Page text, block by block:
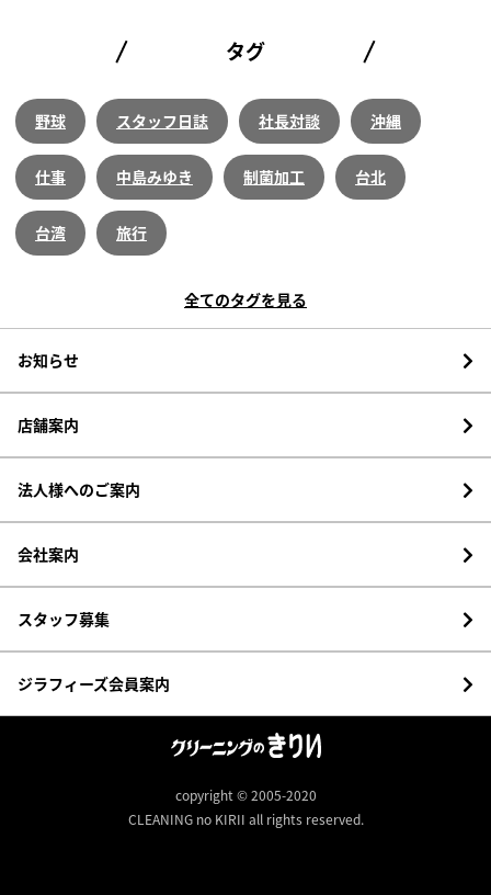
タグ
野球 スタッフ日誌 社長対談 沖縄
仕事 中島みゆき 制菌加工 台北
台湾 旅行
全てのタグを見る
お知らせ
店舗案内
法人様へのご案内
会社案内
スタッフ募集
ジラフィーズ会員案内
copyright © 2005-2020
CLEANING no KIRII all rights reserved.